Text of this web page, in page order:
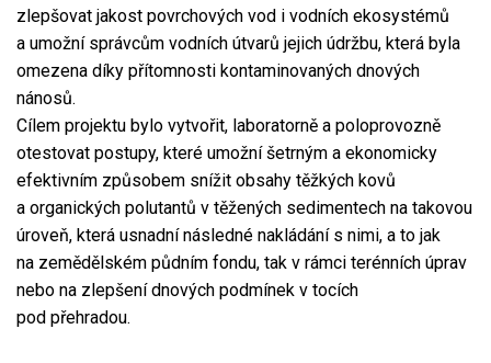
zlepšovat jakost povrchových vod i vodních ekosystémů
a umožní správcům vodních útvarů jejich údržbu, která byla
omezena díky přítomnosti kontaminovaných dnových
nánosů.
Cílem projektu bylo vytvořit, laboratorně a poloprovozně
otestovat postupy, které umožní šetrným a ekonomicky
efektivním způsobem snížit obsahy těžkých kovů
a organických polutantů v těžených sedimentech na takovou
úroveň, která usnadní následné nakládání s nimi, a to jak
na zemědělském půdním fondu, tak v rámci terénních úprav
nebo na zlepšení dnových podmínek v tocích
pod přehradou.